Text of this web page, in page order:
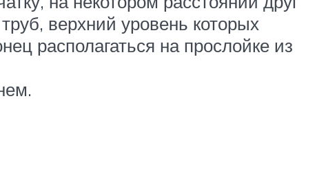
верхний уровень которых
располагаться на прослойке из